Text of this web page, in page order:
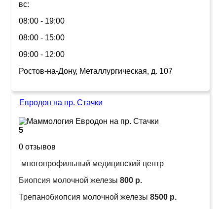
вс:
08:00 - 19:00
08:00 - 15:00
09:00 - 12:00
Ростов-на-Дону, Металлургическая, д. 107
Евродон на пр. Стачки
5
0 отзывов
многопрофильный медицинский центр
Биопсия молочной железы 800 р.
Трепанобиопсия молочной железы 8500 р.